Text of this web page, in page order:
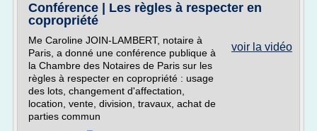
Conférence | Les règles à respecter en
copropriété
voir la vidéo
Me Caroline JOIN-LAMBERT, notaire à
Paris, a donné une conférence publique à
la Chambre des Notaires de Paris sur les
règles à respecter en copropriété : usage
des lots, changement d'affectation,
location, vente, division, travaux, achat de
parties commun